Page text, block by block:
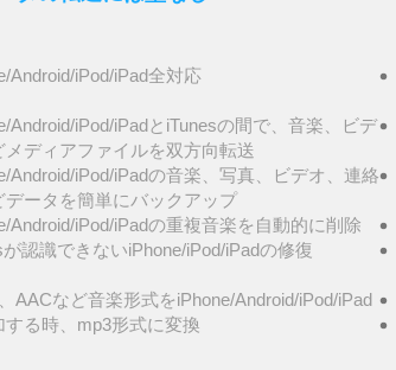
Android/iPod/iPad全対応
Android/iPod/iPadとiTunesの間で、音楽、ビデ
メディアファイルを双方向転送
Android/iPod/iPadの音楽、写真、ビデオ、連絡
データを簡単にバックアップ
Android/iPod/iPadの重複音楽を自動的に削除
が認識できないiPhone/iPod/iPadの修復
AACなど音楽形式をiPhone/Android/iPod/iPad
する時、mp3形式に変換